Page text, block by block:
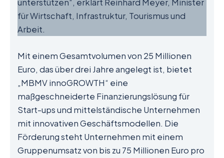
unterstützen“, erklärt Reinhard Meyer, Minister
für Wirtschaft, Infrastruktur, Tourismus und
Arbeit.
Mit einem Gesamtvolumen von 25 Millionen
Euro, das über drei Jahre angelegt ist, bietet
„MBMV innoGROWTH“ eine
maßgeschneiderte Finanzierungslösung für
Start-ups und mittelständische Unternehmen
mit innovativen Geschäftsmodellen. Die
Förderung steht Unternehmen mit einem
Gruppenumsatz von bis zu 75 Millionen Euro pro